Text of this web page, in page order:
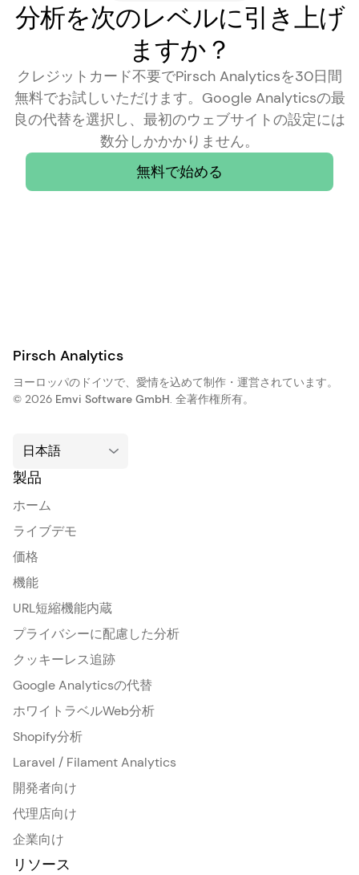
分析を次のレベルに引き上げ
ますか？
クレジットカード不要でPirsch Analyticsを30日間
無料でお試しいただけます。Google Analyticsの最
良の代替を選択し、最初のウェブサイトの設定には
数分しかかかりません。
無料で始める
Pirsch Analytics
ヨーロッパのドイツで、愛情を込めて制作・運営されています。
© 2026 Emvi Software GmbH. 全著作権所有。
製品
ホーム
ライブデモ
価格
機能
URL短縮機能内蔵
プライバシーに配慮した分析
クッキーレス追跡
Google Analyticsの代替
ホワイトラベルWeb分析
Shopify分析
Laravel / Filament Analytics
開発者向け
代理店向け
企業向け
リソース